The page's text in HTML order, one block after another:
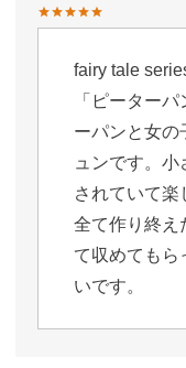
fairy tale
「ピーター
ーパンと女の
ュンです。
されていて楽
全て作り終え
て収めてもら
いです。